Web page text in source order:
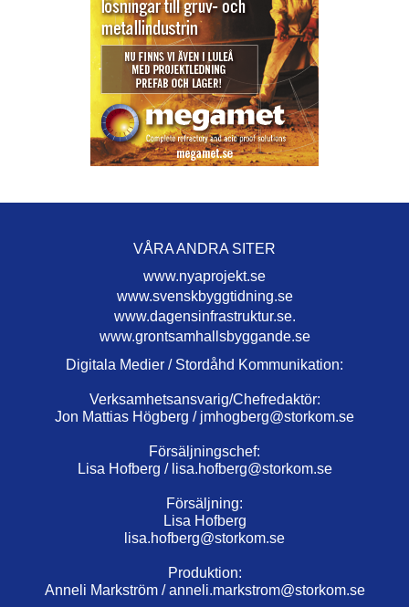
VÅRA ANDRA SITER
www.nyaprojekt.se
www.svenskbyggtidning.se
www.dagensinfrastruktur.se.
www.grontsamhallsbyggande.se
Digitala Medier / Stordåhd Kommunikation:
Verksamhetsansvarig/Chefredaktör:
Jon Mattias Högberg / jmhogberg@storkom.se
Försäljningschef:
Lisa Hofberg / lisa.hofberg@storkom.se
Försäljning:
Lisa Hofberg
lisa.hofberg@storkom.se
Produktion:
Anneli Markström /anneli.markstrom@storkom.se